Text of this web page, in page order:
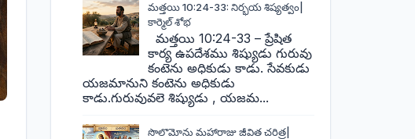
మత్తయి 10:24-33: నిర్భయ శిష్యత్వం|
కార్మెల్ శోభ
మత్తయి 10:24-33 – ప్రేషిత
కార్య ఉపదేశము శిష్యుడు గురువు
కంటెను అధికుడు కాడు. సేవకుడు
యజమానుని కంటెను అధికుడు
కాడు.గురువువలె శిష్యుడు , యజమ...
సొలొమోను మహారాజు జీవిత చరిత్ర|